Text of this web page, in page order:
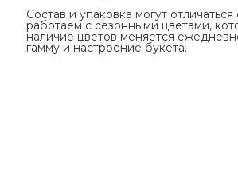
Состав и упаковка могут отличаться
работаем с сезонными цветами,
наличие цветов меняется
гамму и настроение букета.